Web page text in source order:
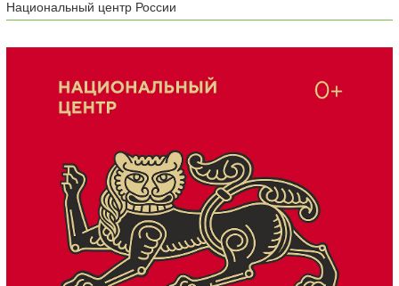
Национальный центр России